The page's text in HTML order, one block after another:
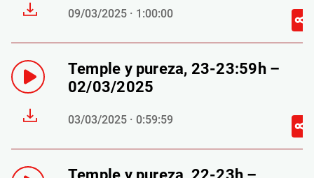
09/03/2025 · 1:00:00
Temple y pureza, 23-23:59h –
02/03/2025
03/03/2025 · 0:59:59